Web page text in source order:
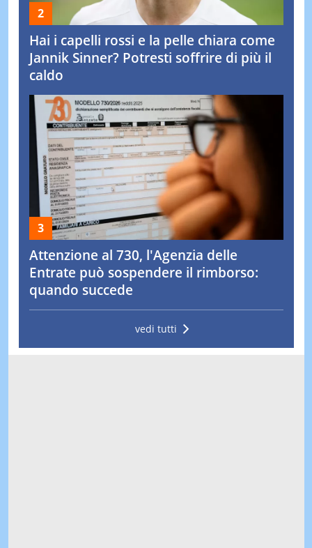
Hai i capelli rossi e la pelle chiara come
Jannik Sinner? Potresti soffrire di più il
caldo
Attenzione al 730, l'Agenzia delle
Entrate può sospendere il rimborso:
quando succede
vedi tutti